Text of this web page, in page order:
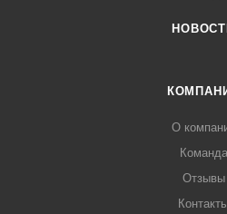
О
Команда
Отзывы